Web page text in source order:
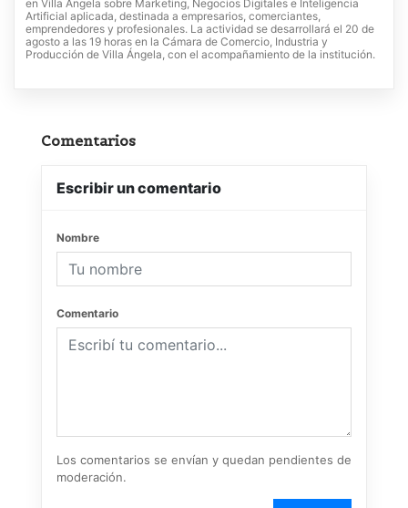
en Villa Ángela sobre Marketing, Negocios Digitales e Inteligencia
Artificial aplicada, destinada a empresarios, comerciantes,
emprendedores y profesionales. La actividad se desarrollará el 20 de
agosto a las 19 horas en la Cámara de Comercio, Industria y
Producción de Villa Ángela, con el acompañamiento de la institución.
Comentarios
Escribir un comentario
Nombre
Comentario
Los comentarios se envían y quedan pendientes de
moderación.